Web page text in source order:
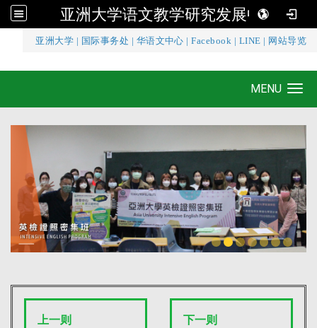
亚洲大学语文教学研究发展中心
亚洲大学 国际事务处 华语文中心 |Facebook LINE 网站导览
亚洲大学语文教学研究发展中心
MENU
上一则 下一则